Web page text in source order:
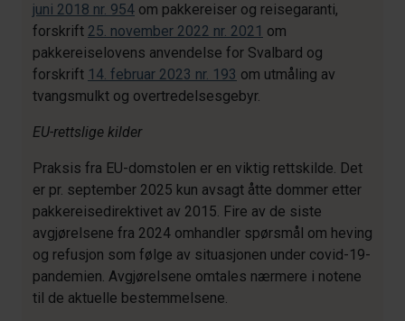
juni 2018 nr. 954 om pakkereiser og reisegaranti,
forskrift 25. november 2022 nr. 2021 om
pakkereiselovens anvendelse for Svalbard og
forskrift 14. februar 2023 nr. 193 om utmåling av
tvangsmulkt og overtredelsesgebyr.
EU-rettslige kilder
Praksis fra EU-domstolen er en viktig rettskilde. Det
er pr. september 2025 kun avsagt åtte dommer etter
pakkereisedirektivet av 2015. Fire av de siste
avgjørelsene fra 2024 omhandler spørsmål om heving
og refusjon som følge av situasjonen under covid-19-
pandemien. Avgjørelsene omtales nærmere i notene
til de aktuelle bestemmelsene.